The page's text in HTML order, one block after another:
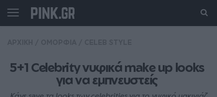
5+1 Celebrity νυφικά make up looks
για να εμπνευστείς